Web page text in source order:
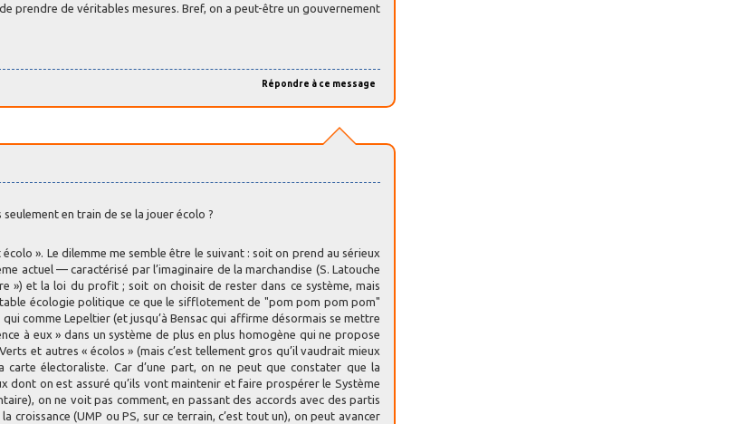
prendre de véritables mesures. Bref, on a peut-être un gouvernement
Répondre à ce message
en train de se la jouer écolo ?
». Le dilemme me semble être le suivant : soit on prend au sérieux
actuel — caractérisé par l’imaginaire de la marchandise (S. Latouche
») et la loi du profit ; soit on choisit de rester dans ce système, mais
écologie politique ce que le sifflotement de "pom pom pom pom"
comme Lepeltier (et jusqu’à Bensac qui affirme désormais se mettre
à eux » dans un système de plus en plus homogène qui ne propose
et autres « écolos » (mais c’est tellement gros qu’il vaudrait mieux
électoraliste. Car d’une part, on ne peut que constater que la
dont on est assuré qu’ils vont maintenir et faire prospérer le Système
on ne voit pas comment, en passant des accords avec des partis
(UMP ou PS, sur ce terrain, c’est tout un), on peut avancer